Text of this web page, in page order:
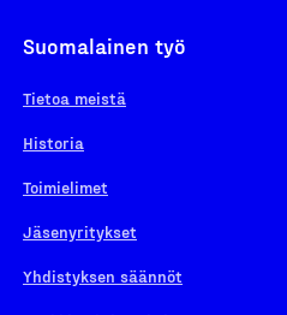
Suomalainen työ
Tietoa meistä
Historia
Toimielimet
Jäsenyritykset
Yhdistyksen säännöt